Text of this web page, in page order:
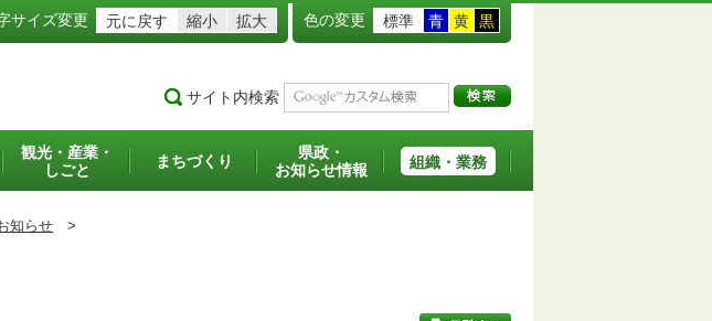
サイズ変更 元に戻す 縮小 拡大 色の変更 標準 青 黄 黒
サイト内検索
観光・産業・
しごと
まちづくり
県政・
お知らせ情報
組織・業務
知らせ >